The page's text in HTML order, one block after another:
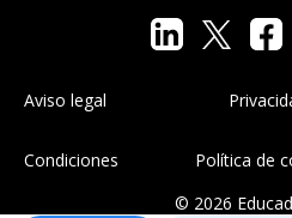
Aviso legal
Condiciones
Política de
© 2026